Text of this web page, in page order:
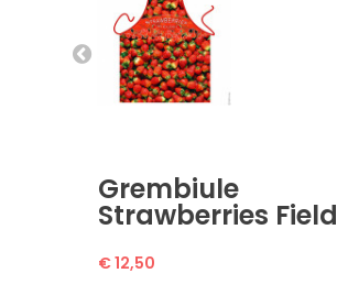
Grembiule
Strawberries Field
€ 12,50